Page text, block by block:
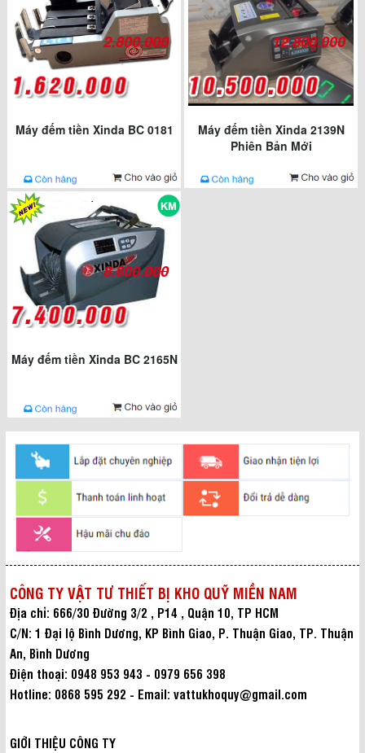
2.800.000
Máy đếm tiền Xinda BC 0181
12.800.000
Máy đếm tiền Xinda 2139N
Phiên Bản Mới
8.600.000
Máy đếm tiền Xinda BC 2165N
CÔNG TY VẬT TƯ THIẾT BỊ KHO QUỸ MIỀN NAM
Địa chỉ: 666/30 Đường 3/2 , P14 , Quận 10, TP HCM
C/N: 1 Đại lộ Bình Dương, KP Bình Giao, P. Thuận Giao, TP. Thuận
An, Bình Dương
Điện thoại: 0948 953 943 - 0979 656 398
Hotline: 0868 595 292 - Email: vattukhoquy@gmail.com
GIỚI THIỆU CÔNG TY